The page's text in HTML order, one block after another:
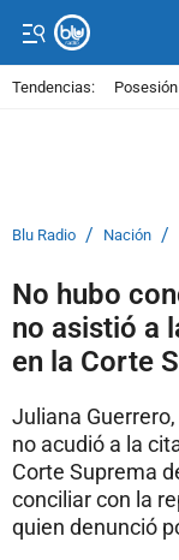
Tendencias:
Blu Radio / Nación /
No hubo
no asistió a
en la Corte
Juliana
no acudió a la
Corte Suprema
conciliar con la
quien denunció